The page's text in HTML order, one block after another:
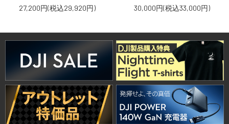
27,200円(税込29,920円) 30,000円(税込33,000円)